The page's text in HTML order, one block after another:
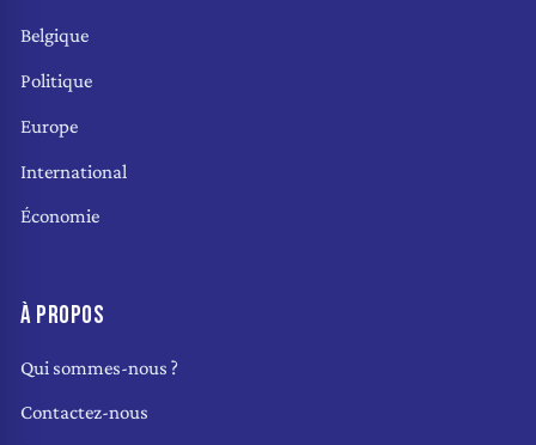
Belgique
Politique
Europe
International
Économie
À PROPOS
Qui sommes-nous ?
Contactez-nous